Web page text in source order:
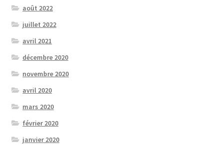
août 2022
juillet 2022
avril 2021
décembre 2020
novembre 2020
avril 2020
mars 2020
février 2020
janvier 2020